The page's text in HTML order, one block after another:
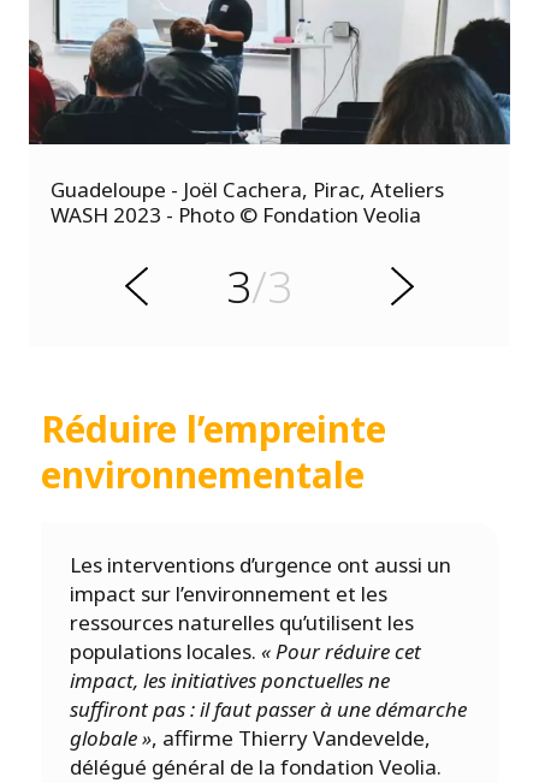
P
r
é
d
Guadeloupe - Joël Cachera, Pirac, Ateliers
WASH 2023 - Photo © Fondation Veolia
3/3
S
u
Réduire l’empreinte
environnementale
Les interventions d’urgence ont aussi un
impact sur l’environnement et les
ressources naturelles qu’utilisent les
populations locales. « Pour réduire cet
impact, les initiatives ponctuelles ne
suffiront pas : il faut passer à une démarche
globale », affirme Thierry Vandevelde,
délégué général de la fondation Veolia.